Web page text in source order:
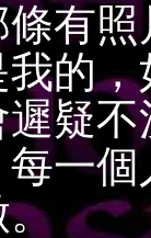
照
的
疑
一